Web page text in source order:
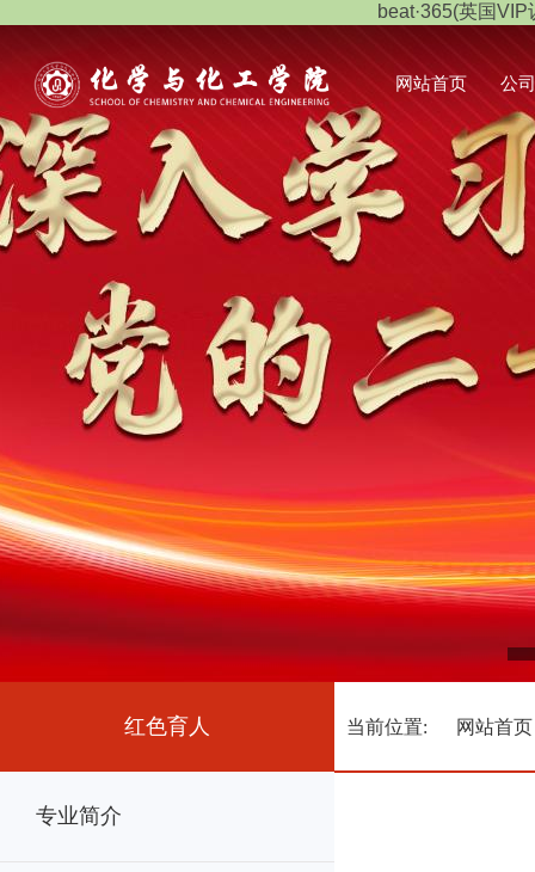
beat·365(英国
网站首页 公
红色育人
专业简介
当前位置: 网站首页